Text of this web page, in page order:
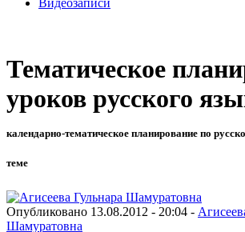
Тематическое
уроков русского
календарно-тематическое планирование по
теме
Опубликовано 13.08.2012 - 20:04 -
Шамуратовна